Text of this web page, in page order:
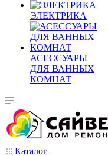
ЭЛЕКТРИКА
АСЕССУАРЫ
ДЛЯ ВАННЫХ
КОМНАТ
Каталог